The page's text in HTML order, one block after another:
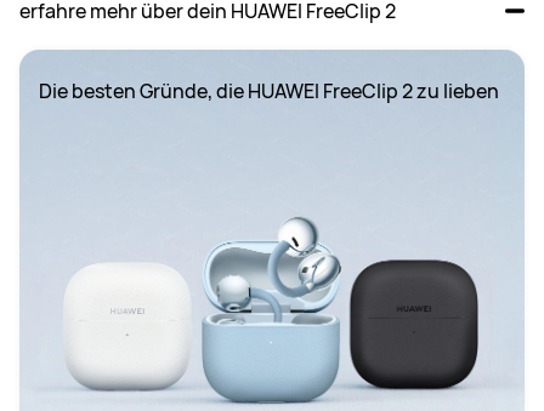
erfahre mehr über dein HUAWEI FreeClip 2
Die besten Gründe, die HUAWEI FreeClip 2 zu lieben